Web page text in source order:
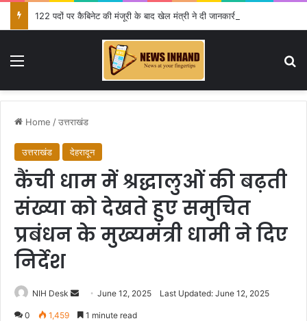
122 पदों पर कैबिनेट की मंजूरी के बाद खेल मंत्री ने दी जानकारी
Menu
Home /उत्तराखंड
उत्तराखंड देहरादून
कैंची धाम में श्रद्धालुओं की बढ़ती
संख्या को देखते हुए समुचित
प्रबंधन के मुख्यमंत्री धामी ने दिए
निर्देश
NIH Desk
Send
an
June 12, 2025 Last Updated: June 12, 2025
0 1,459 1 minute read